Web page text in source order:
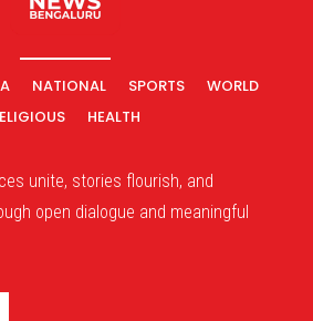
NATIONAL SPORTS
WORLD
HEALTH
unite, stories flourish, and
open dialogue and meaningful